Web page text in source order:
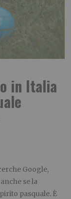
in Italia
Google,
se la
pasquale. È